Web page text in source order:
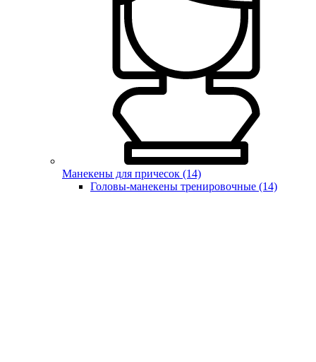
Манекены для причесок (14)
Головы-манекены тренировочные (14)